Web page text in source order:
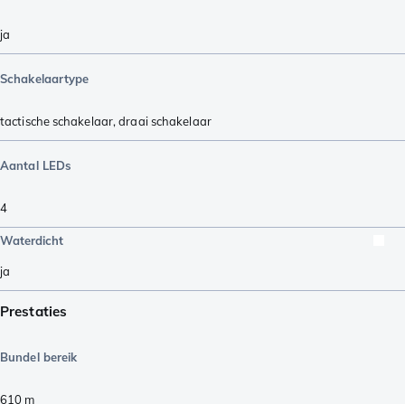
ja
Schakelaartype
tactische schakelaar,draai schakelaar
Aantal LEDs
4
Waterdicht
ja
Prestaties
Bundel bereik
610 m